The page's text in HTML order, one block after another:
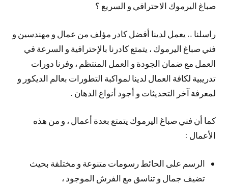
صباغ اليرموك الاحترافي و السريع ؟
راسلنا .. يعمل لدينا أفضل كادر مؤلف من عمال و مهندسين و
فني صباغ اليرموك ، يتمتع كادرنا بالإحترافية و السرعة في
العمل مع ضمان الجودة و العمل المنتظم ، وفرنا دورات
تدريبية لكافة العمال لدينا لمواكبة التطورات بعالم الديكور و
لمعرفة آخر التحديثات و أجود أنواع الدهان .
كما أن فني صباغ اليرموك يتمتع بعدة أعمال ، و من هذه
الأعمال :
الرسم على الحائط رسومات متنوعة و مختلفة بحيث
تضيف جمال و تناسق مع الفرش الموجود ،